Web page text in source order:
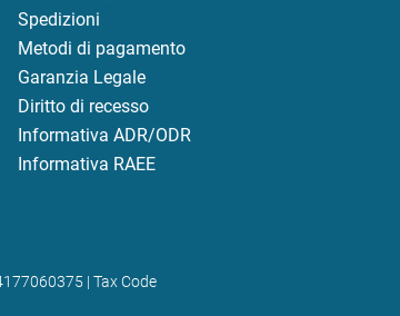
Spedizioni
Metodi di pagamento
Garanzia Legale
Diritto di recesso
Informativa ADR/ODR
Informativa RAEE
| Tax Code